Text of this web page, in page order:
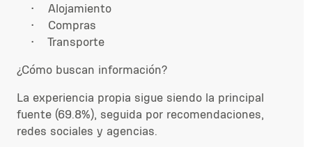
• Alojamiento
• Compras
• Transporte
¿Cómo buscan información?
La experiencia propia sigue siendo la principal
fuente (69.8%), seguida por recomendaciones,
redes sociales y agencias.